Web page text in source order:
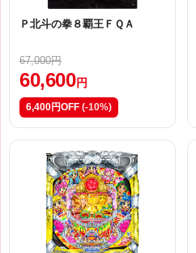
Ｐ北斗の拳８覇王ＦＱＡ
67,000円
60,600 円
6,400円OFF (-10%)